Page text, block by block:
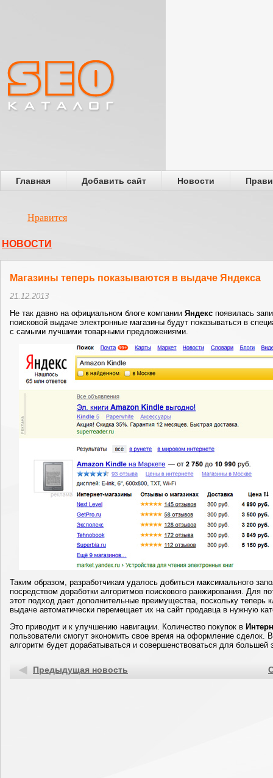
Главная Добавить сайт Новости
Нравится
НОВОСТИ
Магазины теперь показываются в выдаче Яндекса
21.12.2013
Не так давно на официальном блоге компании Яндекс появилась
поисковой выдаче электронные магазины будут показываться в
с самыми лучшими товарными предложениями.
Таким образом, разработчикам удалось добиться максимального
посредством доработки алгоритмов поискового ранжирования. Для
этот подход дает дополнительные преимущества, поскольку теперь
выдаче автоматически перемещает их на сайт продавца в нужную
Это приводит и к улучшению навигации. Количество покупок в
пользователи смогут экономить свое время на оформление сделок.
алгоритм будет дорабатываться и совершенствоваться для большей
Предыдущая новость